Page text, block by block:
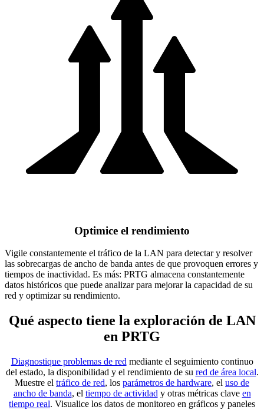
Optimice el rendimiento
Vigile constantemente el tráfico de la LAN para detectar y resolver
las sobrecargas de ancho de banda antes de que provoquen errores y
tiempos de inactividad. Es más: PRTG almacena constantemente
datos históricos que puede analizar para mejorar la capacidad de su
red y optimizar su rendimiento.
Qué aspecto tiene la exploración de LAN
en PRTG
Diagnostique problemas de red mediante el seguimiento continuo
del estado, la disponibilidad y el rendimiento de su red de área local.
Muestre el tráfico de red, los parámetros de hardware, el uso de
ancho de banda, el tiempo de actividad y otras métricas clave en
tiempo real. Visualice los datos de monitoreo en gráficos y paneles